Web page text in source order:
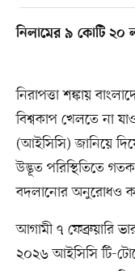
নিলামের ৯ কোটি ২০
নিরাপত্তা শঙ্কায়
বিশ্বকাপ খেলতে না
(আইসিসি) জানিয়ে
উদ্ভূত পরিস্থিতিতে
বদলানোর অনুরোধও
আগামী ৭ ফেব্রুয়ারি
২০২৬ আইসিসি টি-